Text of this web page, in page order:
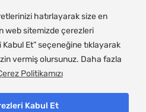
hatırlayarak size en
web sitemizde çerezleri
Et” seçeneğine tıklayarak
vermiş olursunuz. Daha fazla
Politikamızı
Kabul Et